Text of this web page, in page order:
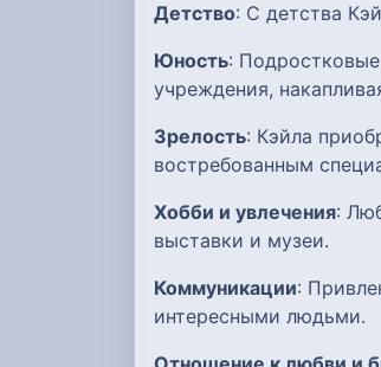
Детство: С детства
Юность:
учреждения,
Зрелость: Кэйла
востребованным
Хобби и увлечения:
выставки и музеи.
Коммуникации:
интересными людьми.